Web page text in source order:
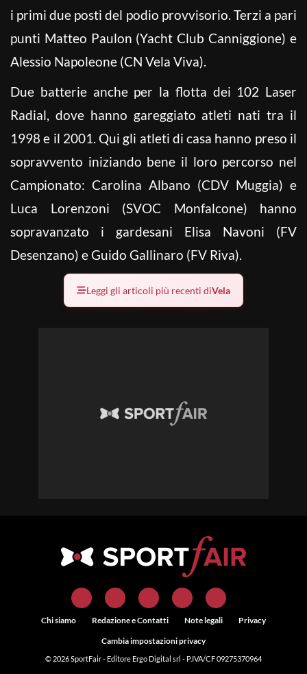
i primi due posti del podio provvisorio. Terzi a pari
punti Matteo Paulon (Yacht Club Canniggione) e
Alessio Napoleone (CN Vela Viva).
Due batterie anche per la flotta dei 102 Laser
Radial, dove hanno gareggiato atleti nati tra il
1998 e il 2001. Qui gli atleti di casa hanno preso il
sopravvento iniziando bene il loro percorso nel
Campionato: Carolina Albano (CDV Muggia) e
Luca Lorenzoni (SVOC Monfalcone) hanno
sopravanzato i gardesani Elisa Navoni (FV
Desenzano) e Guido Gallinaro (FV Riva).
Leggi gli articoli più recenti diVela
Chi siamo Redazione e Contatti Note legali
Privacy
Cambia impostazioni privacy
© 2026SportFair- Editore Ergo Digital srl - P.IVA/CF 09275370964